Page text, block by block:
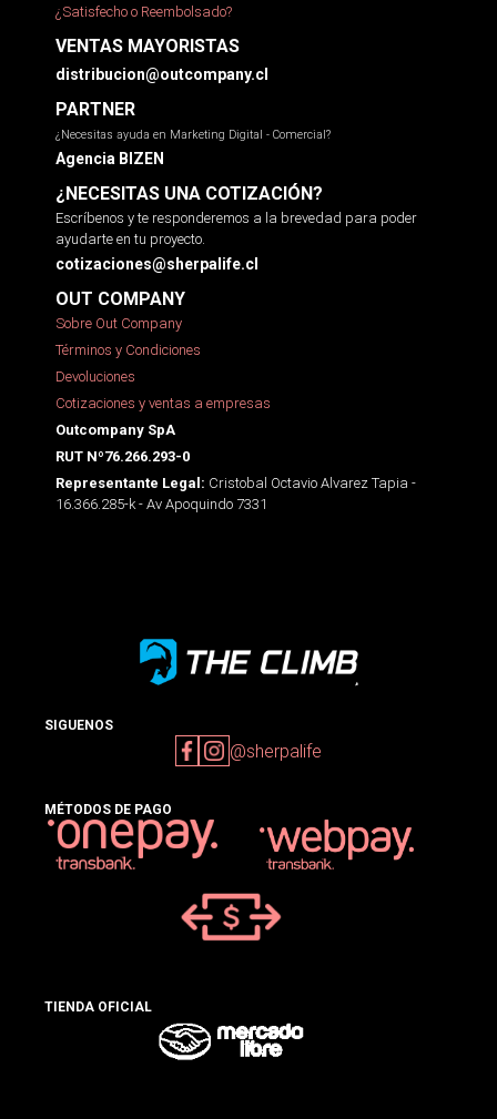
¿Satisfecho o Reembolsado?
VENTAS MAYORISTAS
distribucion@outcompany.cl
PARTNER
¿Necesitas ayuda en Marketing Digital - Comercial?
Agencia BIZEN
¿NECESITAS UNA COTIZACIÓN?
Escríbenos y te responderemos a la brevedad para poder
ayudarte en tu proyecto.
cotizaciones@sherpalife.cl
OUT COMPANY
Sobre Out Company
Términos y Condiciones
Devoluciones
Cotizaciones y ventas a empresas
Outcompany SpA
RUT Nº76.266.293-0
Representante Legal: Cristobal Octavio Alvarez Tapia -
16.366.285-k - Av Apoquindo 7331
SIGUENOS
@sherpalife
MÉTODOS DE PAGO
TIENDA OFICIAL